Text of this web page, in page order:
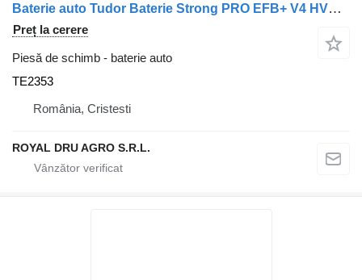
Baterie auto Tudor Baterie Strong PRO EFB+ V4 HVR 12V 235Ah 1350A TE2353 pentru camion Tudor Strong PRO EFB+ TE2353
Preț la cerere
Piesă de schimb - baterie auto
TE2353
România, Cristesti
ROYAL DRU AGRO S.R.L.